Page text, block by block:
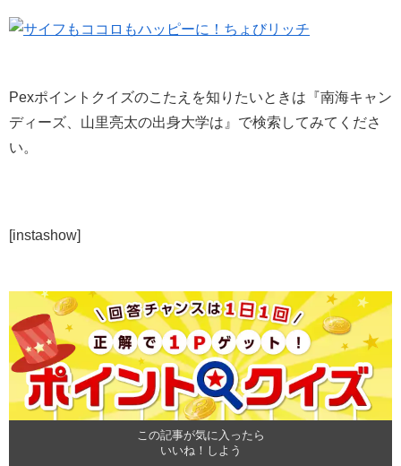
Pexポイントクイズのこたえを知りたいときは『南海キャン
ディーズ、山里亮太の出身大学は』で検索してみてくださ
い。
[instashow]
この記事が気に入ったら
いいね！しよう